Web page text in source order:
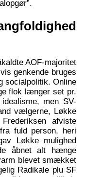
AOF-majoritet
genkende bruges
socialpolitik. Online
flok længer set pr.
men SV-
vælgerne, Løkke
afviste
fuld person, heri
Løkke mulighed
åbnet alt hænge
blevet smækket
Radikale plu SF